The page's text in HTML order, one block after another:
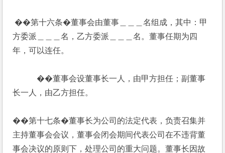
��第十六条�董事会由董事＿＿＿名组成，其中：甲
方委派＿＿＿名，乙方委派＿＿＿名。董事任期为四
年，可以连任。
��董事会设董事长一人，由甲方担任；副董事
长一人，由乙方担任。
��第十七条�董事长为公司的法定代表，负责召集并
主持董事会会议，董事会闭会期间代表公司在不违背董
事会决议的原则下，处理公司的重大问题。董事长因故